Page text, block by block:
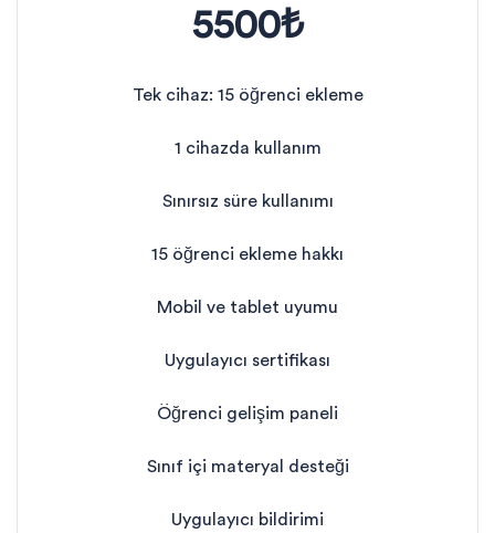
5500₺
Tek cihaz: 15 öğrenci ekleme
1 cihazda kullanım
Sınırsız süre kullanımı
15 öğrenci ekleme hakkı
Mobil ve tablet uyumu
Uygulayıcı sertifikası
Öğrenci gelişim paneli
Sınıf içi materyal desteği
Uygulayıcı bildirimi